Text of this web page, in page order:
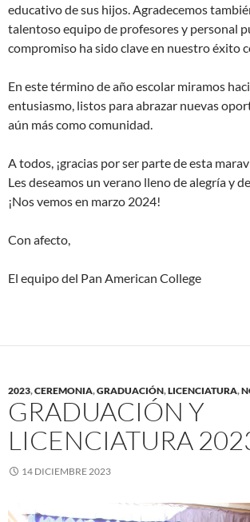
educativo de sus hijos. Agradecemos
talentoso equipo de profesores y personal
compromiso ha sido clave en nuestro éxito
En este término de año escolar miramos
entusiasmo, listos para abrazar nuevas
aún más como comunidad.
A todos, ¡gracias por ser parte de esta
Les deseamos un verano lleno de alegría y
¡Nos vemos en marzo 2024!
Con afecto,
El equipo del Pan American College
2023,CEREMONIA,GRADUACIÓN,LICENCIATURA,
GRADUACIÓN Y
LICENCIATURA
14 DICIEMBRE 2023